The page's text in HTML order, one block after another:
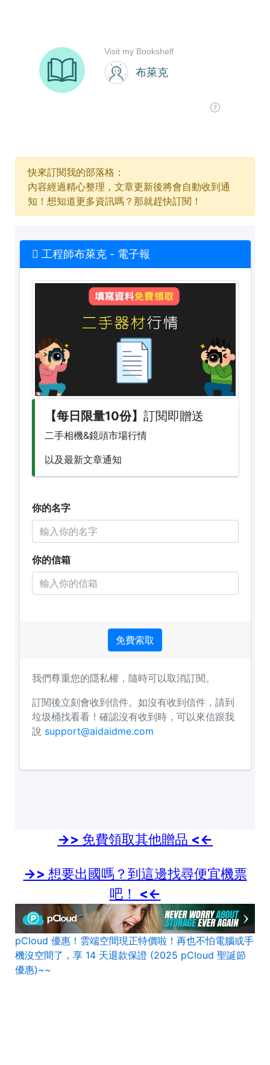
快來訂閱我的部落格：
內容經過精心整理，文章更新後將會自動收到通
知！想知道更多資訊嗎？那就趕快訂閱！
->> 免費領取其他贈品 <<-
->> 想要出國嗎？到這邊找尋便宜機票
吧！ <<-
pCloud 優惠！雲端空間現正特價啦！再也不怕電腦或手
機沒空間了，享 14 天退款保證 (2025 pCloud 聖誕節
優惠)~~